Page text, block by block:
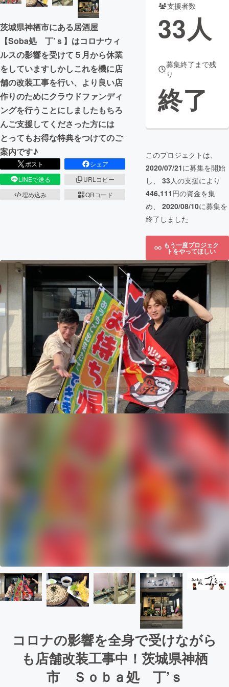
茨城県神栖市にある居酒屋
【Soba処 丁’ｓ】はコロナウィ
ルスの影響を受けて５月から休業
をしていますしかしこれを機に店
舗の改装工事を行い、より良い店
作りのためにクラウドファンディ
ングを行うことにしましたもちろ
んご支援してくださった方には
とってもお得な特典をつけてのご
案内です♪
ポスト
シェア
LINEで送る
URLコピー
埋め込み
QRコード
支援者数
33人
募集終了まで残
り
終了
このプロジェクトは、
2020/07/21に募集を開始
し、 33人の支援により
446,111円の資金を集
め、 2020/08/10に募集を
終了しました
もう一度プロジェク
トをやってほしい
コロナの影響を全身で受けながら
も店舗改装工事中！茨城県神栖
市 Ｓｏｂａ処 丁’ｓ